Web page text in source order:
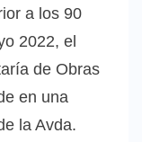
a los 90
2022, el
de Obras
en una
la Avda.